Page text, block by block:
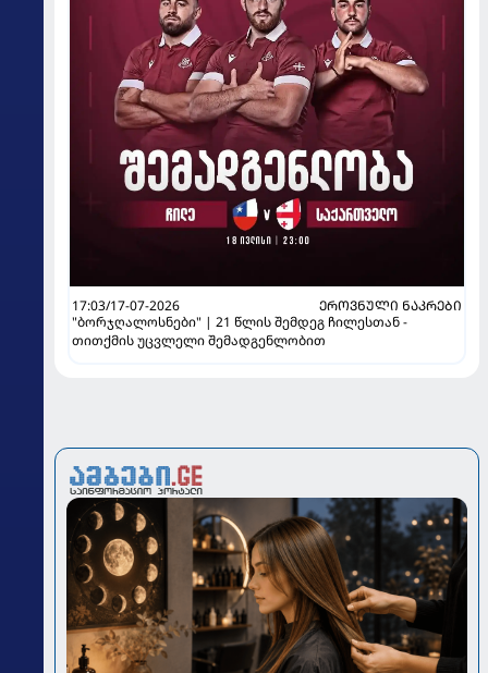
17:03/17-07-2026
ᲔᲠᲝᲕᲜᲣᲚᲘ ᲜᲐᲙᲠᲔᲑᲘ
"ბორჯღალოსნები" | 21 წლის შემდეგ ჩილესთან -
თითქმის უცვლელი შემადგენლობით